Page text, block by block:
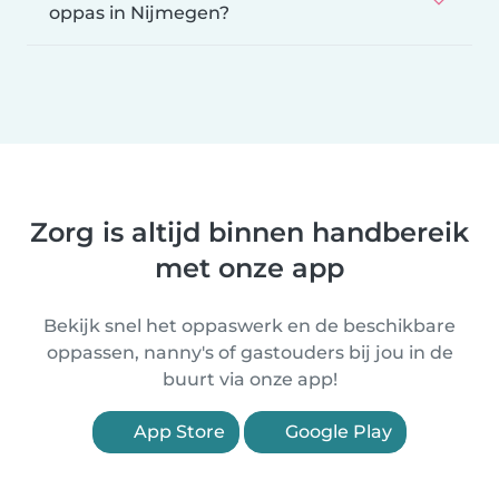
oppas in Nijmegen?
Zorg is altijd binnen handbereik
met onze app
Bekijk snel het oppaswerk en de beschikbare
oppassen, nanny's of gastouders bij jou in de
buurt via onze app!
App Store Google Play